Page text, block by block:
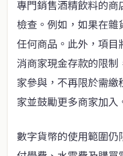
專門銷售酒精飲料的商
檢查。例如，如果在
任何商品。此外，項目
消商家現金存款的限
家參與，不再限於需
家並鼓勵更多商家加入
數字貨幣的使用範圍仍